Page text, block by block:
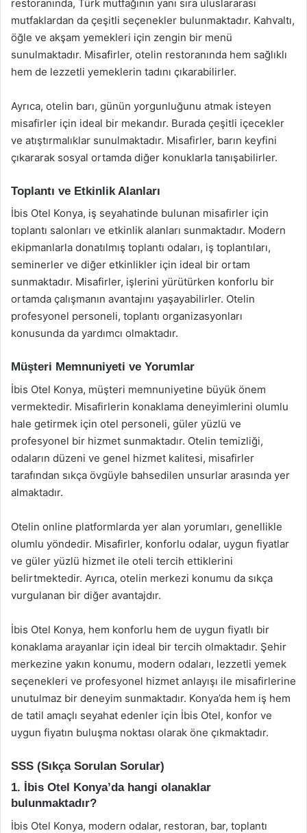
restoranında, Türk mutfağının yanı sıra uluslararası
mutfaklardan da çeşitli seçenekler bulunmaktadır. Kahvaltı,
öğle ve akşam yemekleri için zengin bir menü
sunulmaktadır. Misafirler, otelin restoranında hem sağlıklı
hem de lezzetli yemeklerin tadını çıkarabilirler.
Ayrıca, otelin barı, günün yorgunluğunu atmak isteyen
misafirler için ideal bir mekandır. Burada çeşitli içecekler
ve atıştırmalıklar sunulmaktadır. Misafirler, barın keyfini
çıkararak sosyal ortamda diğer konuklarla tanışabilirler.
Toplantı ve Etkinlik Alanları
İbis Otel Konya, iş seyahatinde bulunan misafirler için
toplantı salonları ve etkinlik alanları sunmaktadır. Modern
ekipmanlarla donatılmış toplantı odaları, iş toplantıları,
seminerler ve diğer etkinlikler için ideal bir ortam
sunmaktadır. Misafirler, işlerini yürütürken konforlu bir
ortamda çalışmanın avantajını yaşayabilirler. Otelin
profesyonel personeli, toplantı organizasyonları
konusunda da yardımcı olmaktadır.
Müşteri Memnuniyeti ve Yorumlar
İbis Otel Konya, müşteri memnuniyetine büyük önem
vermektedir. Misafirlerin konaklama deneyimlerini olumlu
hale getirmek için otel personeli, güler yüzlü ve
profesyonel bir hizmet sunmaktadır. Otelin temizliği,
odaların düzeni ve genel hizmet kalitesi, misafirler
tarafından sıkça övgüyle bahsedilen unsurlar arasında yer
almaktadır.
Otelin online platformlarda yer alan yorumları, genellikle
olumlu yöndedir. Misafirler, konforlu odalar, uygun fiyatlar
ve güler yüzlü hizmet ile oteli tercih ettiklerini
belirtmektedir. Ayrıca, otelin merkezi konumu da sıkça
vurgulanan bir diğer avantajdır.
İbis Otel Konya, hem konforlu hem de uygun fiyatlı bir
konaklama arayanlar için ideal bir tercih olmaktadır. Şehir
merkezine yakın konumu, modern odaları, lezzetli yemek
seçenekleri ve profesyonel hizmet anlayışı ile misafirlerine
unutulmaz bir deneyim sunmaktadır. Konya’da hem iş hem
de tatil amaçlı seyahat edenler için İbis Otel, konfor ve
uygun fiyatın buluşma noktası olarak öne çıkmaktadır.
SSS (Sıkça Sorulan Sorular)
1. İbis Otel Konya’da hangi olanaklar
bulunmaktadır?
İbis Otel Konya, modern odalar, restoran, bar, toplantı